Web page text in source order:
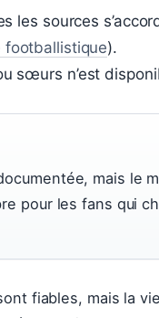
les sources
footballistique).
sœurs n’est
mais le
pour les fans qui
fiables, mais la